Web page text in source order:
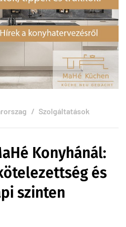
Szolgáltatások
Konyhánál:
és
szinten